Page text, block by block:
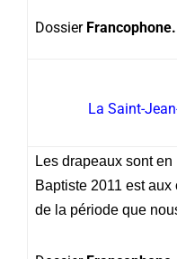
Dossier Francophone.
La Saint-
Les drapeaux sont
Baptiste 2011 est
de la période que